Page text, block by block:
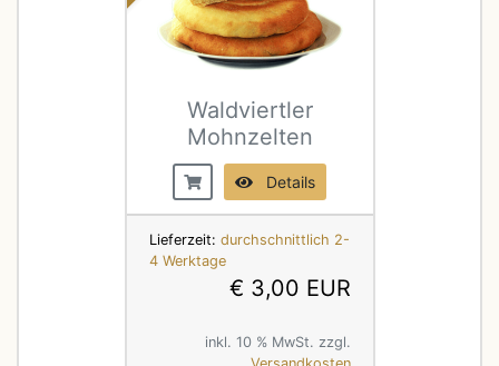
Waldviertler
Mohnzelten
Details
Lieferzeit: durchschnittlich 2-
4 Werktage
€ 3,00 EUR
inkl. 10 % MwSt. zzgl.